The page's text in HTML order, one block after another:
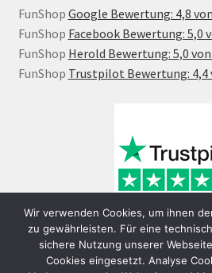
FunShop Google Bewertung: 4,8
FunShop Facebook Bewertung: 5,0
FunShop Herold Bewertung: 5,0 von
FunShop Trustpilot Bewertung: 4,4
Wir verwenden Cookies, um ihnen
zu gewährleisten. Für eine
sichere Nutzung unserer
Cookies eingesetzt. Analyse